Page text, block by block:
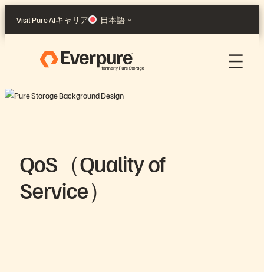
content
Visit Pure AIキャリア 日本語
QoS（Quality of
Service）